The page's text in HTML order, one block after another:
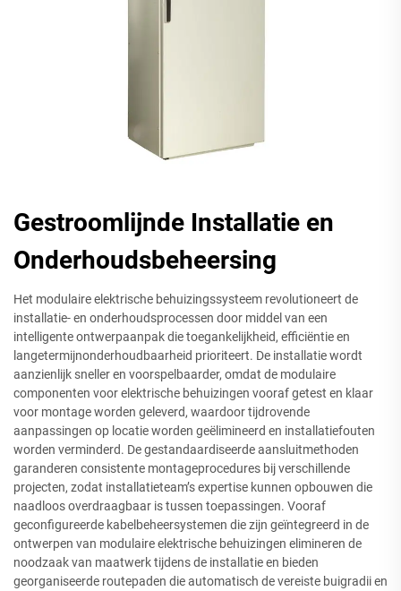
Gestroomlijnde Installatie en
Onderhoudsbeheersing
Het modulaire elektrische behuizingssysteem revolutioneert de
installatie- en onderhoudsprocessen door middel van een
intelligente ontwerpaanpak die toegankelijkheid, efficiëntie en
langetermijnonderhoudbaarheid prioriteert. De installatie wordt
aanzienlijk sneller en voorspelbaarder, omdat de modulaire
componenten voor elektrische behuizingen vooraf getest en klaar
voor montage worden geleverd, waardoor tijdrovende
aanpassingen op locatie worden geëlimineerd en installatiefouten
worden verminderd. De gestandaardiseerde aansluitmethoden
garanderen consistente montageprocedures bij verschillende
projecten, zodat installatieteam’s expertise kunnen opbouwen die
naadloos overdraagbaar is tussen toepassingen. Vooraf
geconfigureerde kabelbeheersystemen die zijn geïntegreerd in de
ontwerpen van modulaire elektrische behuizingen elimineren de
noodzaak van maatwerk tijdens de installatie en bieden
georganiseerde routepaden die automatisch de vereiste buigradii en